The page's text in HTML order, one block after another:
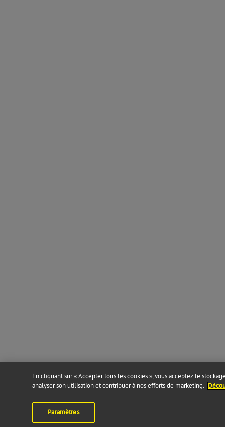
En cliquant sur « Accepter tous les cookies », vous acceptez le
analyser son utilisation et contribuer à nos efforts de marketing.
Paramètres